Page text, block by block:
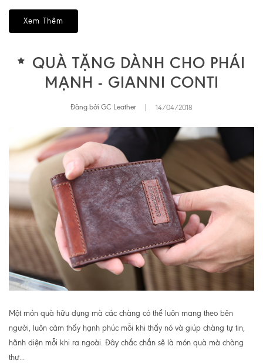
Xem Thêm
QUÀ TẶNG DÀNH CHO PHÁI
MẠNH - GIANNI CONTI
Đăng bởi GC Leather 14/04/2018
Một món quà hữu dụng mà các chàng có thể luôn mang theo bên
người, luôn cảm thấy hạnh phúc mỗi khi thấy nó và giúp chàng tự tin,
hãnh diện mỗi khi ra ngoài. Đây chắc chắn sẽ là món quà mà chàng
thự...